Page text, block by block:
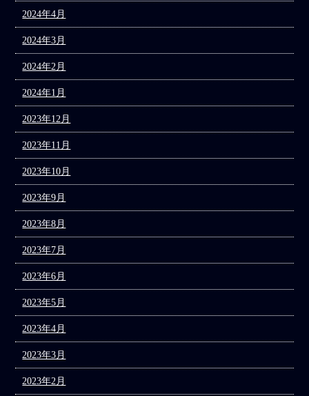
2024年4月
2024年3月
2024年2月
2024年1月
2023年12月
2023年11月
2023年10月
2023年9月
2023年8月
2023年7月
2023年6月
2023年5月
2023年4月
2023年3月
2023年2月